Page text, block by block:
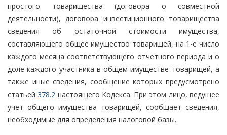
простого товарищества (договора о совместной
деятельности), договора инвестиционного товарищества
сведения об остаточной стоимости имущества,
составляющего общее имущество товарищей, на 1-е число
каждого месяца соответствующего отчетного периода и о
доле каждого участника в общем имуществе товарищей, а
также иные сведения, сообщение которых предусмотрено
статьей378.2 настоящего Кодекса. При этом лицо, ведущее
учет общего имущества товарищей, сообщает сведения,
необходимые для определения налоговой базы.